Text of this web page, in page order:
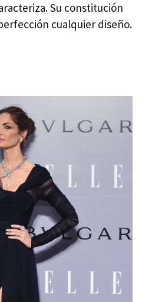
Su constitución
cualquier diseño.